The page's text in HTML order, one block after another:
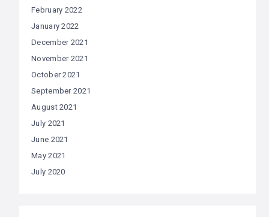
February 2022
January 2022
December 2021
November 2021
October 2021
September 2021
August 2021
July 2021
June 2021
May 2021
July 2020